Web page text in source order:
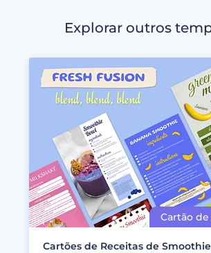
Explorar outros
Cartões de Receitas de